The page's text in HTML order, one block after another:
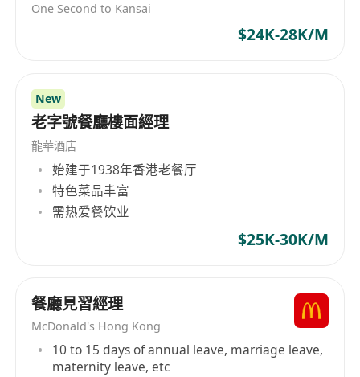
One Second to Kansai
$24K-28K/M
New
老字號餐廳樓面經理
龍華酒店
始建于1938年香港老餐厅
特色菜品丰富
需热爱餐饮业
$25K-30K/M
餐廳見習經理
McDonald's Hong Kong
10 to 15 days of annual leave, marriage leave,
maternity leave, etc